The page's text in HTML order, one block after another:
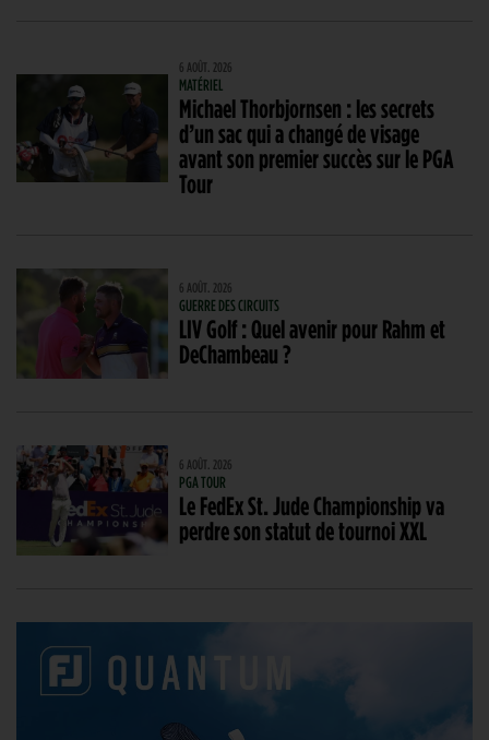
6 AOÛT. 2026
MATÉRIEL
Michael Thorbjornsen : les secrets
d’un sac qui a changé de visage
avant son premier succès sur le PGA
Tour
6 AOÛT. 2026
GUERRE DES CIRCUITS
LIV Golf : Quel avenir pour Rahm et
DeChambeau ?
6 AOÛT. 2026
PGA TOUR
Le FedEx St. Jude Championship va
perdre son statut de tournoi XXL